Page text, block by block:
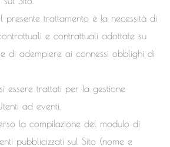
presente trattamento è la necessità di
e contrattuali adottate su
e di adempiere ai connessi obblighi di
essere trattati per la gestione
ad eventi.
la compilazione del modulo di
pubblicizzati sul Sito (nome e